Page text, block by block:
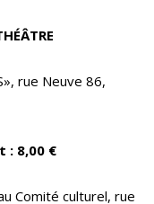
rue Neuve 86,
: 8,00 €
Comité culturel, rue